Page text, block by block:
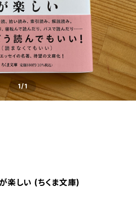
1/1
楽しい (ちくま文庫)